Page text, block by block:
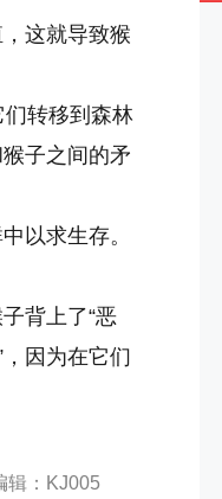
这就导致猴
转移到森林
子之间的矛
以求生存。
背上了“恶
因为在它们
辑：KJ005